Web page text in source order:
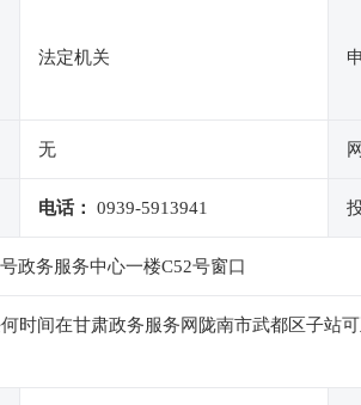
法定机关
无
电话： 0939-5913941
政务服务中心一楼C52号窗口
时间在甘肃政务服务网陇南市武都区子站